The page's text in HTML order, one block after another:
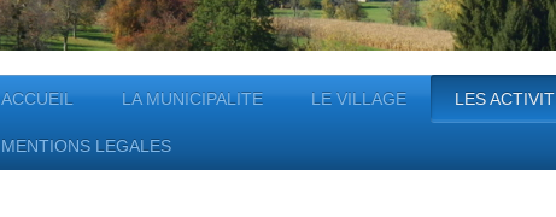
ACCUEIL LA MUNICIPALITE LE VILLAGE LES
MENTIONS LEGALES